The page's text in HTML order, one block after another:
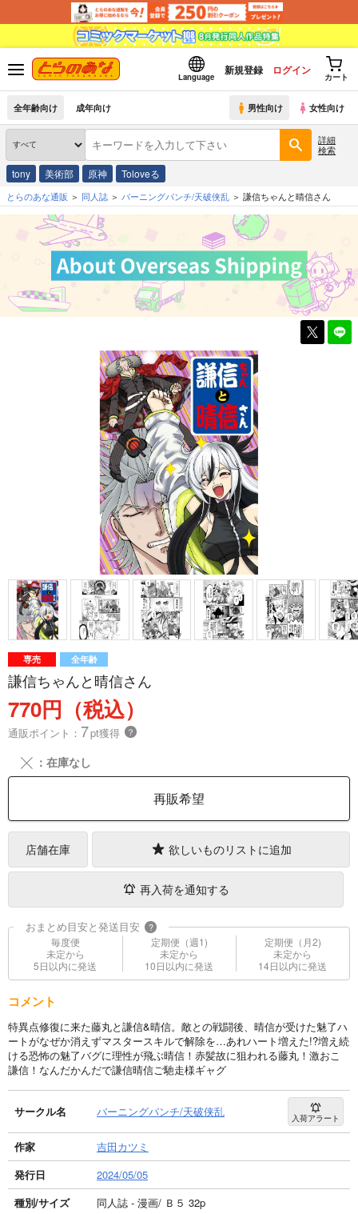
Language
新規登録 ログイン
カート
全年齢向け 成年向け 男性向け 女性向け
詳細
検索
tony 美術部 原神 Toloveる
とらのあな通販 同人誌 バーニングパンチ/天破侠乱 謙信ちゃんと晴信さん
専売 全年齢
謙信ちゃんと晴信さん
770円（税込）
通販ポイント： 7pt獲得 ？
╳ ：在庫なし
再販希望
店舗在庫 欲しいものリストに追加
再入荷を通知する
おまとめ目安と発送目安 ?
毎度便
未定から
5日以内に発送
定期便（週1)
未定から
10日以内に発送
定期便（月2)
未定から
14日以内に発送
コメント
特異点修復に来た藤丸と謙信&晴信。敵との戦闘後、晴信が受けた魅了ハ
ートがなぜか消えずマスタースキルで解除を…あれハート増えた!?増え続
ける恐怖の魅了バグに理性が飛ぶ晴信！赤髪故に狙われる藤丸！激おこ
謙信！なんだかんだで謙信晴信ご馳走様ギャグ
サークル名 バーニングパンチ/天破侠乱 入荷アラート
作家
吉田カツミ
発行日
2024/05/05
種別/サイズ
同人誌 - 漫画/ Ｂ５ 32p